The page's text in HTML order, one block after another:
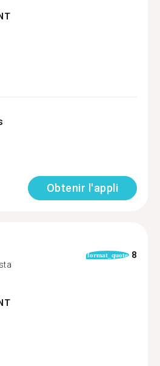
Obtenir l'appli
format_quote 8